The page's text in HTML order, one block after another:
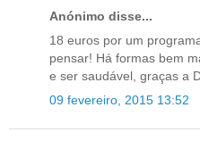
Anónimo disse...
18 euros por um
pensar! Há formas bem
e ser saudável, graças a
09 fevereiro, 2015 13:52